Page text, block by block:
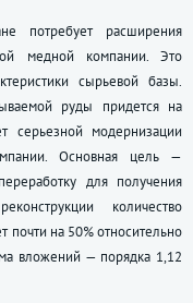
потребует расширения
медной компании. Это
сырьевой базы.
руды придется на
серьезной модернизации
Основная цель —
для получения
количество
почти на 50% относительно
вложений — порядка 1,12